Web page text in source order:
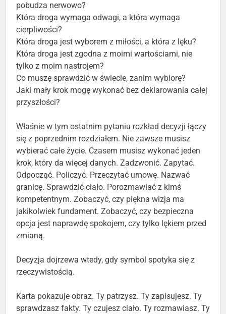
pobudza nerwowo?
Która droga wymaga odwagi, a która wymaga
cierpliwości?
Która droga jest wyborem z miłości, a która z lęku?
Która droga jest zgodna z moimi wartościami, nie
tylko z moim nastrojem?
Co muszę sprawdzić w świecie, zanim wybiorę?
Jaki mały krok mogę wykonać bez deklarowania całej
przyszłości?
Właśnie w tym ostatnim pytaniu rozkład decyzji łączy
się z poprzednim rozdziałem. Nie zawsze musisz
wybierać całe życie. Czasem musisz wykonać jeden
krok, który da więcej danych. Zadzwonić. Zapytać.
Odpocząć. Policzyć. Przeczytać umowę. Nazwać
granicę. Sprawdzić ciało. Porozmawiać z kimś
kompetentnym. Zobaczyć, czy piękna wizja ma
jakikolwiek fundament. Zobaczyć, czy bezpieczna
opcja jest naprawdę spokojem, czy tylko lękiem przed
zmianą.
Decyzja dojrzewa wtedy, gdy symbol spotyka się z
rzeczywistością.
Karta pokazuje obraz. Ty patrzysz. Ty zapisujesz. Ty
sprawdzasz fakty. Ty czujesz ciało. Ty rozmawiasz. Ty